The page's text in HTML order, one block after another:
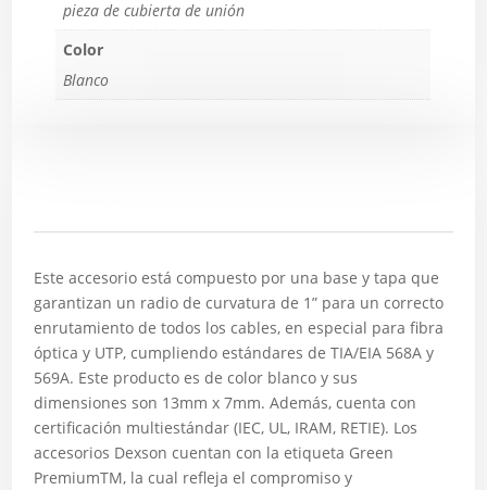
pieza de cubierta de unión
Color
Blanco
Este accesorio está compuesto por una base y tapa que
garantizan un radio de curvatura de 1” para un correcto
enrutamiento de todos los cables, en especial para fibra
óptica y UTP, cumpliendo estándares de TIA/EIA 568A y
569A. Este producto es de color blanco y sus
dimensiones son 13mm x 7mm. Además, cuenta con
certificación multiestándar (IEC, UL, IRAM, RETIE). Los
accesorios Dexson cuentan con la etiqueta Green
PremiumTM, la cual refleja el compromiso y